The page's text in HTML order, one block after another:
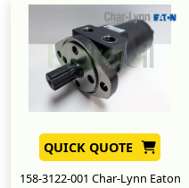
QUICK QUOTE
158-3122-001 Char-Lynn Eaton